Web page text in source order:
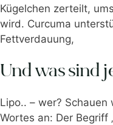
Kügelchen zerteilt,
wird. Curcuma
Fettverdauung,
Und was sind
Lipo.. – wer?
Wortes an: Der Begriff